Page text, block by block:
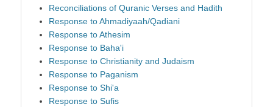
Reconciliations of Quranic Verses and Hadith
Response to Ahmadiyaah/Qadiani
Response to Athesim
Response to Baha'i
Response to Christianity and Judaism
Response to Paganism
Response to Shi'a
Response to Sufis